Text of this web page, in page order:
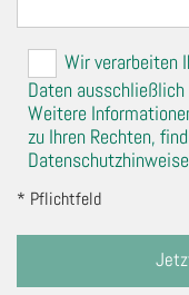
Wir verarbeiten
Daten ausschließlich
Weitere
zu Ihren Rechten,
* Pflichtfeld